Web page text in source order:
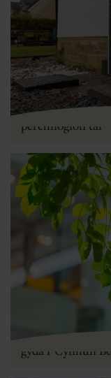
Pympiau gwres:
perchnogion tai
Y 3 prif ffordd o
gyda'r Cynllun